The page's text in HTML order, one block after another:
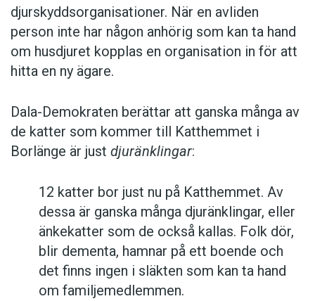
djurskyddsorganisationer. När en avliden
person inte har någon anhörig som kan ta hand
om husdjuret kopplas en organisation in för att
hitta en ny ägare.
Dala-Demokraten berättar att ganska många av
de katter som kommer till Katthemmet i
Borlänge är just djuränklingar:
12 katter bor just nu på Katthemmet. Av
dessa är ganska många djuränklingar, eller
änkekatter som de också kallas. Folk dör,
blir dementa, hamnar på ett boende och
det finns ingen i släkten som kan ta hand
om familjemedlemmen.